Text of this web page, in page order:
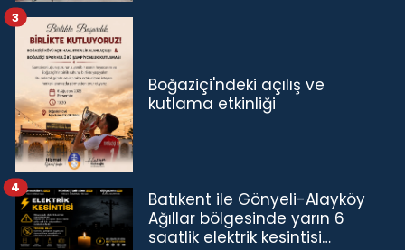
Boğaziçi'ndeki açılış ve
kutlama etkinliği
3
Batıkent ile Gönyeli-Alayköy
Ağıllar bölgesinde yarın 6
saatlik elektrik kesintisi…
4